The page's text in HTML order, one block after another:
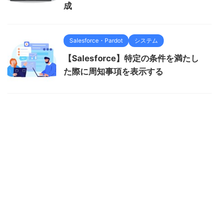
成
Salesforce・Pardot システム
【Salesforce】特定の条件を満たし
た際に周知事項を表示する